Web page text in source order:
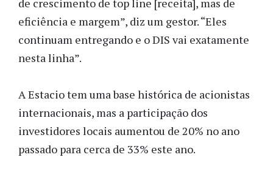
eficiência e margem”, diz um gestor. “Eles
continuam entregando e o DIS vai exatamente
nesta linha”.
A Estacio tem uma base histórica de acionistas
internacionais, mas a participação dos
investidores locais aumentou de 20% no ano
passado para cerca de 33% este ano.